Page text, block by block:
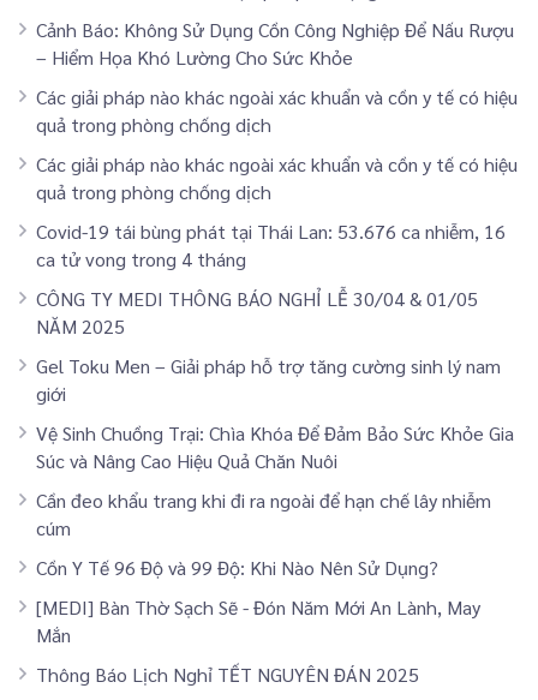
Cảnh Báo: Không Sử Dụng Cồn Công Nghiệp Để Nấu Rượu
– Hiểm Họa Khó Lường Cho Sức Khỏe
Các giải pháp nào khác ngoài xác khuẩn và cồn y tế có hiệu
quả trong phòng chống dịch
Các giải pháp nào khác ngoài xác khuẩn và cồn y tế có hiệu
quả trong phòng chống dịch
Covid-19 tái bùng phát tại Thái Lan: 53.676 ca nhiễm, 16
ca tử vong trong 4 tháng
CÔNG TY MEDI THÔNG BÁO NGHỈ LỄ 30/04 & 01/05
NĂM 2025
Gel Toku Men – Giải pháp hỗ trợ tăng cường sinh lý nam
giới
Vệ Sinh Chuồng Trại: Chìa Khóa Để Đảm Bảo Sức Khỏe Gia
Súc và Nâng Cao Hiệu Quả Chăn Nuôi
Cần đeo khẩu trang khi đi ra ngoài để hạn chế lây nhiễm
cúm
Cồn Y Tế 96 Độ và 99 Độ: Khi Nào Nên Sử Dụng?
[MEDI] Bàn Thờ Sạch Sẽ - Đón Năm Mới An Lành, May
Mắn
Thông Báo Lịch Nghỉ TẾT NGUYÊN ĐÁN 2025